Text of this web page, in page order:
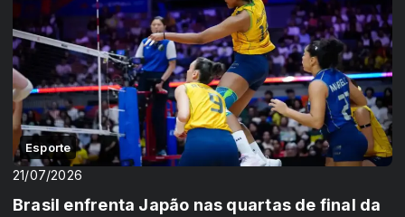
Esporte
21/07/2026
Brasil enfrenta Japão nas quartas de final da